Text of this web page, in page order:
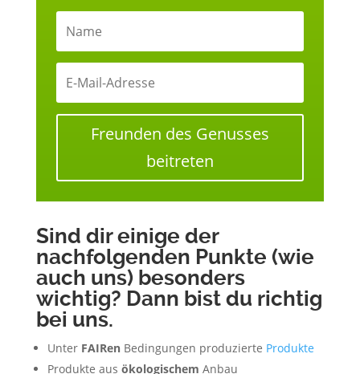
Freunden des Genusses
beitreten
Sind dir einige der
nachfolgenden Punkte (wie
auch uns) besonders
wichtig? Dann bist du richtig
bei uns.
Unter FAIRenBedingungen produzierte Produkte
Produkte aus ökologischem Anbau